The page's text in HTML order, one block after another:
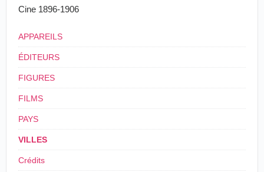
Cine 1896-1906
APPAREILS
ÉDITEURS
FIGURES
FILMS
PAYS
VILLES
Crédits